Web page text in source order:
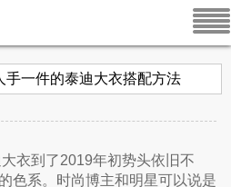
手一件的泰迪大衣搭配方法
衣到了2019年初势头依旧不
色系。时尚博主和明星可以说是